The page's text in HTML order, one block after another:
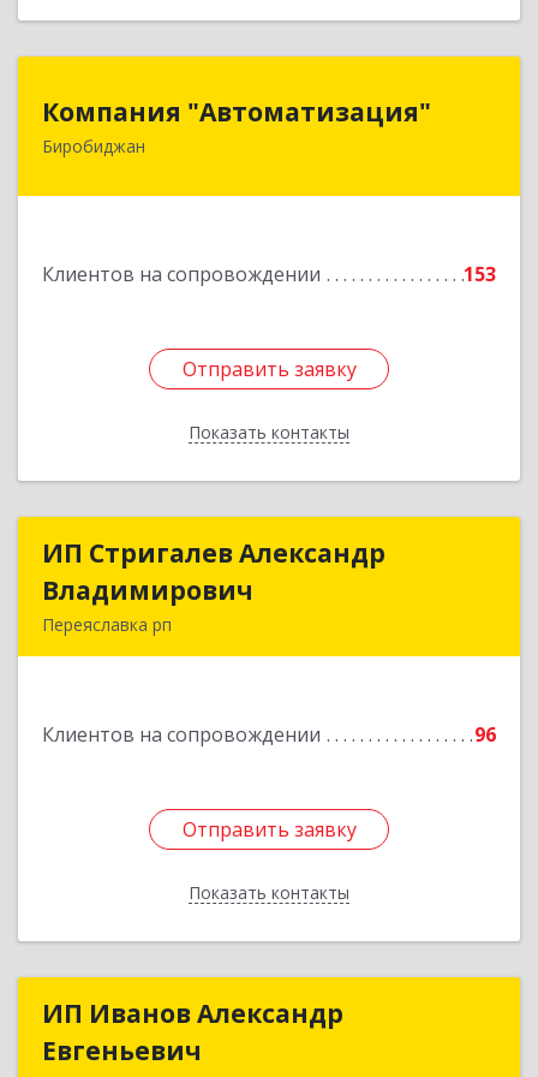
Компания "Автоматизация"
Биробиджан
Клиентов на сопровождении 153
Отправить заявку
Показать контакты
679016, Еврейская Аобл, Биробиджан г,
Отправить заявку
Назад
ИП Стригалев Александр
Владимирович
Переяславка рп
Клиентов на сопровождении 96
Отправить заявку
Показать контакты
ИП Стригалев Александр
Подробнее
Отправить заявку
Назад
ИП Иванов Александр
Евгеньевич
ИП Иванов Александр